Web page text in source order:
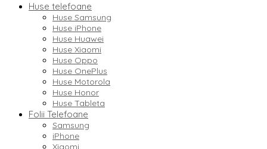
Huse telefoane
Huse Samsung
Huse iPhone
Huse Huawei
Huse Xiaomi
Huse Oppo
Huse OnePlus
Huse Motorola
Huse Honor
Huse Tableta
Folii Telefoane
Samsung
iPhone
Xiaomi